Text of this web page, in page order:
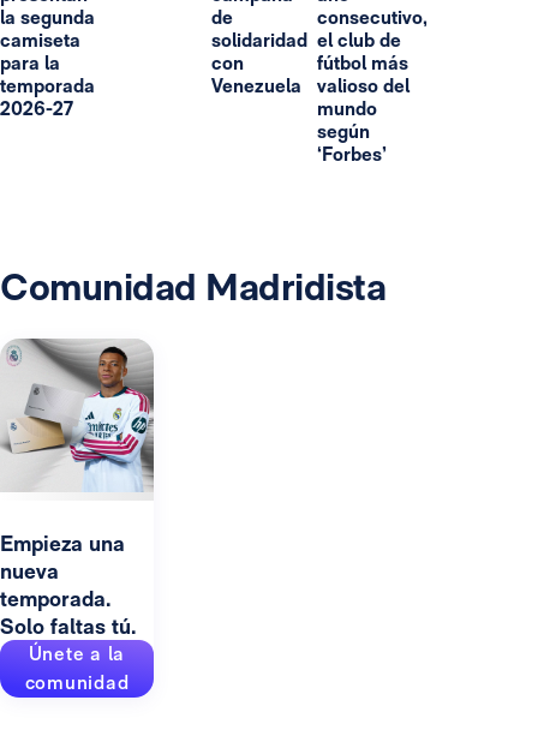
la segunda
camiseta
para la
temporada
2026-27
de
solidaridad
con
Venezuela
consecutivo,
el club de
fútbol más
valioso del
mundo
según
‘Forbes’
Comunidad Madridista
Empieza una
nueva
temporada.
Solo faltas tú.
Únete a la
comunidad